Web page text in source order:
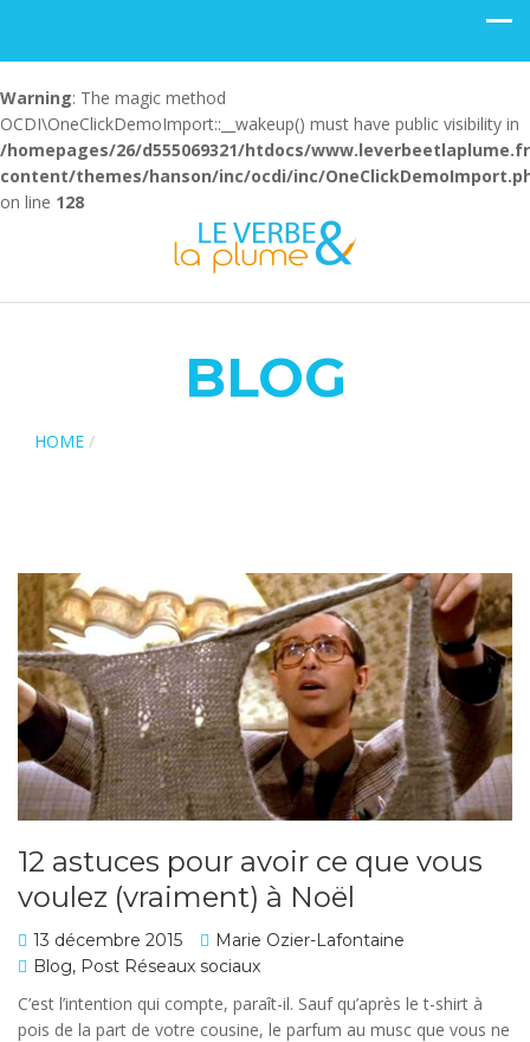
Warning: The magic method
OCDI\OneClickDemoImport::__wakeup() must have public visibility in
/homepages/26/d555069321/htdocs/
content/themes/hanson/inc/ocdi/inc/
on line 128
BLOG
HOME/
12 astuces pour avoir ce que vous
voulez (vraiment) à Noël
13 décembre 2015
Marie Ozier-Lafontaine
Blog, Post Réseaux sociaux
C’est l’intention qui compte, paraît-il. Sauf qu’après le t-shirt à
pois de la part de votre cousine, le parfum au musc que vous ne